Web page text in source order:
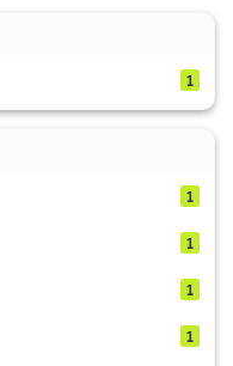
1
1
1
1
1